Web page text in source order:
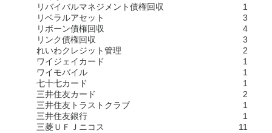
リバイバルマネジメント債権回収
1
リベラルアセット
3
リボーン債権回収
4
リンク債権回収
3
れいわクレジット管理
2
ワイジェイカード
1
ワイモバイル
1
七十七カード
1
三井住友カード
2
三井住友トラストクラブ
1
三井住友銀行
1
三菱ＵＦＪニコス
11